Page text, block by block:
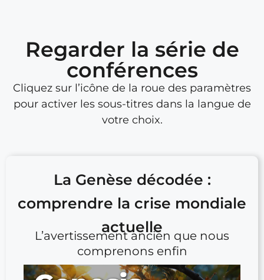
Regarder la série de
conférences
Cliquez sur l’icône de la roue des paramètres
pour activer les sous-titres dans la langue de
votre choix.
La Genèse décodée :
comprendre la crise mondiale
actuelle
L’avertissement ancien que nous
comprenons enfin